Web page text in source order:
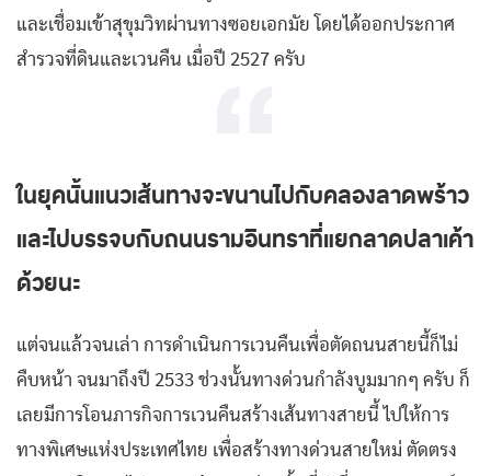
และเชื่อมเข้าสุขุมวิทผ่านทางซอยเอกมัย โดยได้ออกประกาศ
สำรวจที่ดินและเวนคืน เมื่อปี 2527 ครับ
ในยุคนั้นแนวเส้นทางจะขนานไปกับคลองลาดพร้าว
และไปบรรจบกับถนนรามอินทราที่แยกลาดปลาเค้า
ด้วยนะ
แต่จนแล้วจนเล่า การดำเนินการเวนคืนเพื่อตัดถนนสายนี้ก็ไม่
คืบหน้า จนมาถึงปี 2533 ช่วงนั้นทางด่วนกำลังบูมมากๆ ครับ ก็
เลยมีการโอนภารกิจการเวนคืนสร้างเส้นทางสายนี้ ไปให้การ
ทางพิเศษแห่งประเทศไทย เพื่อสร้างทางด่วนสายใหม่ ตัดตรง